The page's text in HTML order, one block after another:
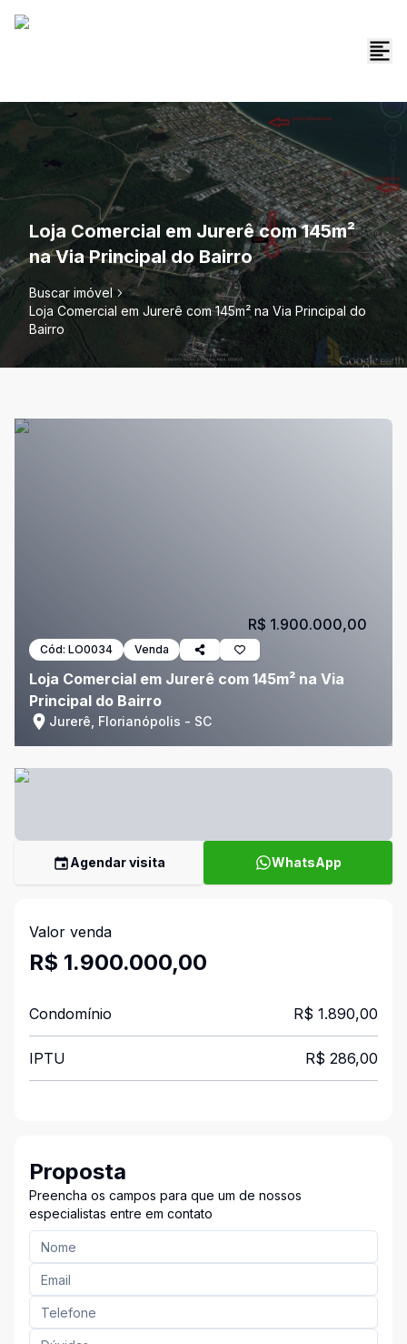
Loja Comercial em Jurerê com 145m²
na Via Principal do Bairro
Buscar imóvel
Loja Comercial em Jurerê com 145m² na Via Principal do
Bairro
Cód: LO0034 Venda
Loja Comercial em Jurerê com 145m² na Via
Principal do Bairro
Jurerê, Florianópolis - SC
R$ 1.900.000,00
Agendar visita WhatsApp
Valor venda
R$ 1.900.000,00
Condomínio R$ 1.890,00
IPTU R$ 286,00
Proposta
Preencha os campos para que um de nossos
especialistas entre em contato